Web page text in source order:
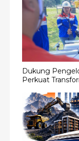
Dukung
Perkuat